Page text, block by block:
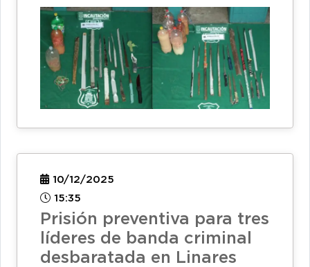
10/12/2025
15:35
Prisión preventiva para tres
líderes de banda criminal
desbaratada en Linares